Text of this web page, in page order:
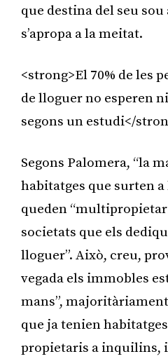
que destina del seu sou
s’apropa a la meitat.
<strong>El 70% de les
de lloguer no esperen
segons un estudi</
Segons Palomera, “la
habitatges que surten a
queden
societats que els
lloguer”. Això, creu,
vegada els immobles
mans”,
que ja tenien habitatges.
propietaris a inquilins,